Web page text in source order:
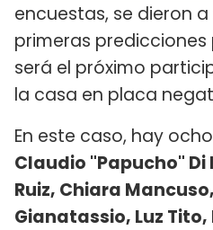
encuestas, se dieron
primeras
será el próximo
la casa en placa
En este caso, hay
Claudio "Papucho" Di
Ruiz, Chiara
Gianatassio, Luz